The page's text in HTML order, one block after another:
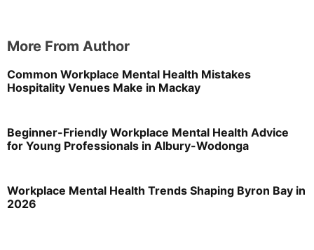
More From Author
Common Workplace Mental Health Mistakes
Hospitality Venues Make in Mackay
Beginner-Friendly Workplace Mental Health Advice
for Young Professionals in Albury-Wodonga
Workplace Mental Health Trends Shaping Byron Bay in
2026